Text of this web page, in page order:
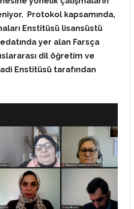
Protokol kapsamında,
Enstitüsü lisansüstü
yer alan Farsça
dil öğretim ve
Enstitüsü tarafından